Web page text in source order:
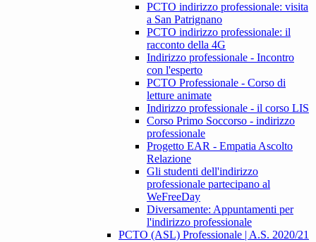
PCTO indirizzo professionale: visita
a San Patrignano
PCTO indirizzo professionale: il
racconto della 4G
Indirizzo professionale - Incontro
con l'esperto
PCTO Professionale - Corso di
letture animate
Indirizzo professionale - il corso LIS
Corso Primo Soccorso - indirizzo
professionale
Progetto EAR - Empatia Ascolto
Relazione
Gli studenti dell'indirizzo
professionale partecipano al
WeFreeDay
Diversamente: Appuntamenti per
l'indirizzo professionale
PCTO (ASL) Professionale | A.S. 2020/21